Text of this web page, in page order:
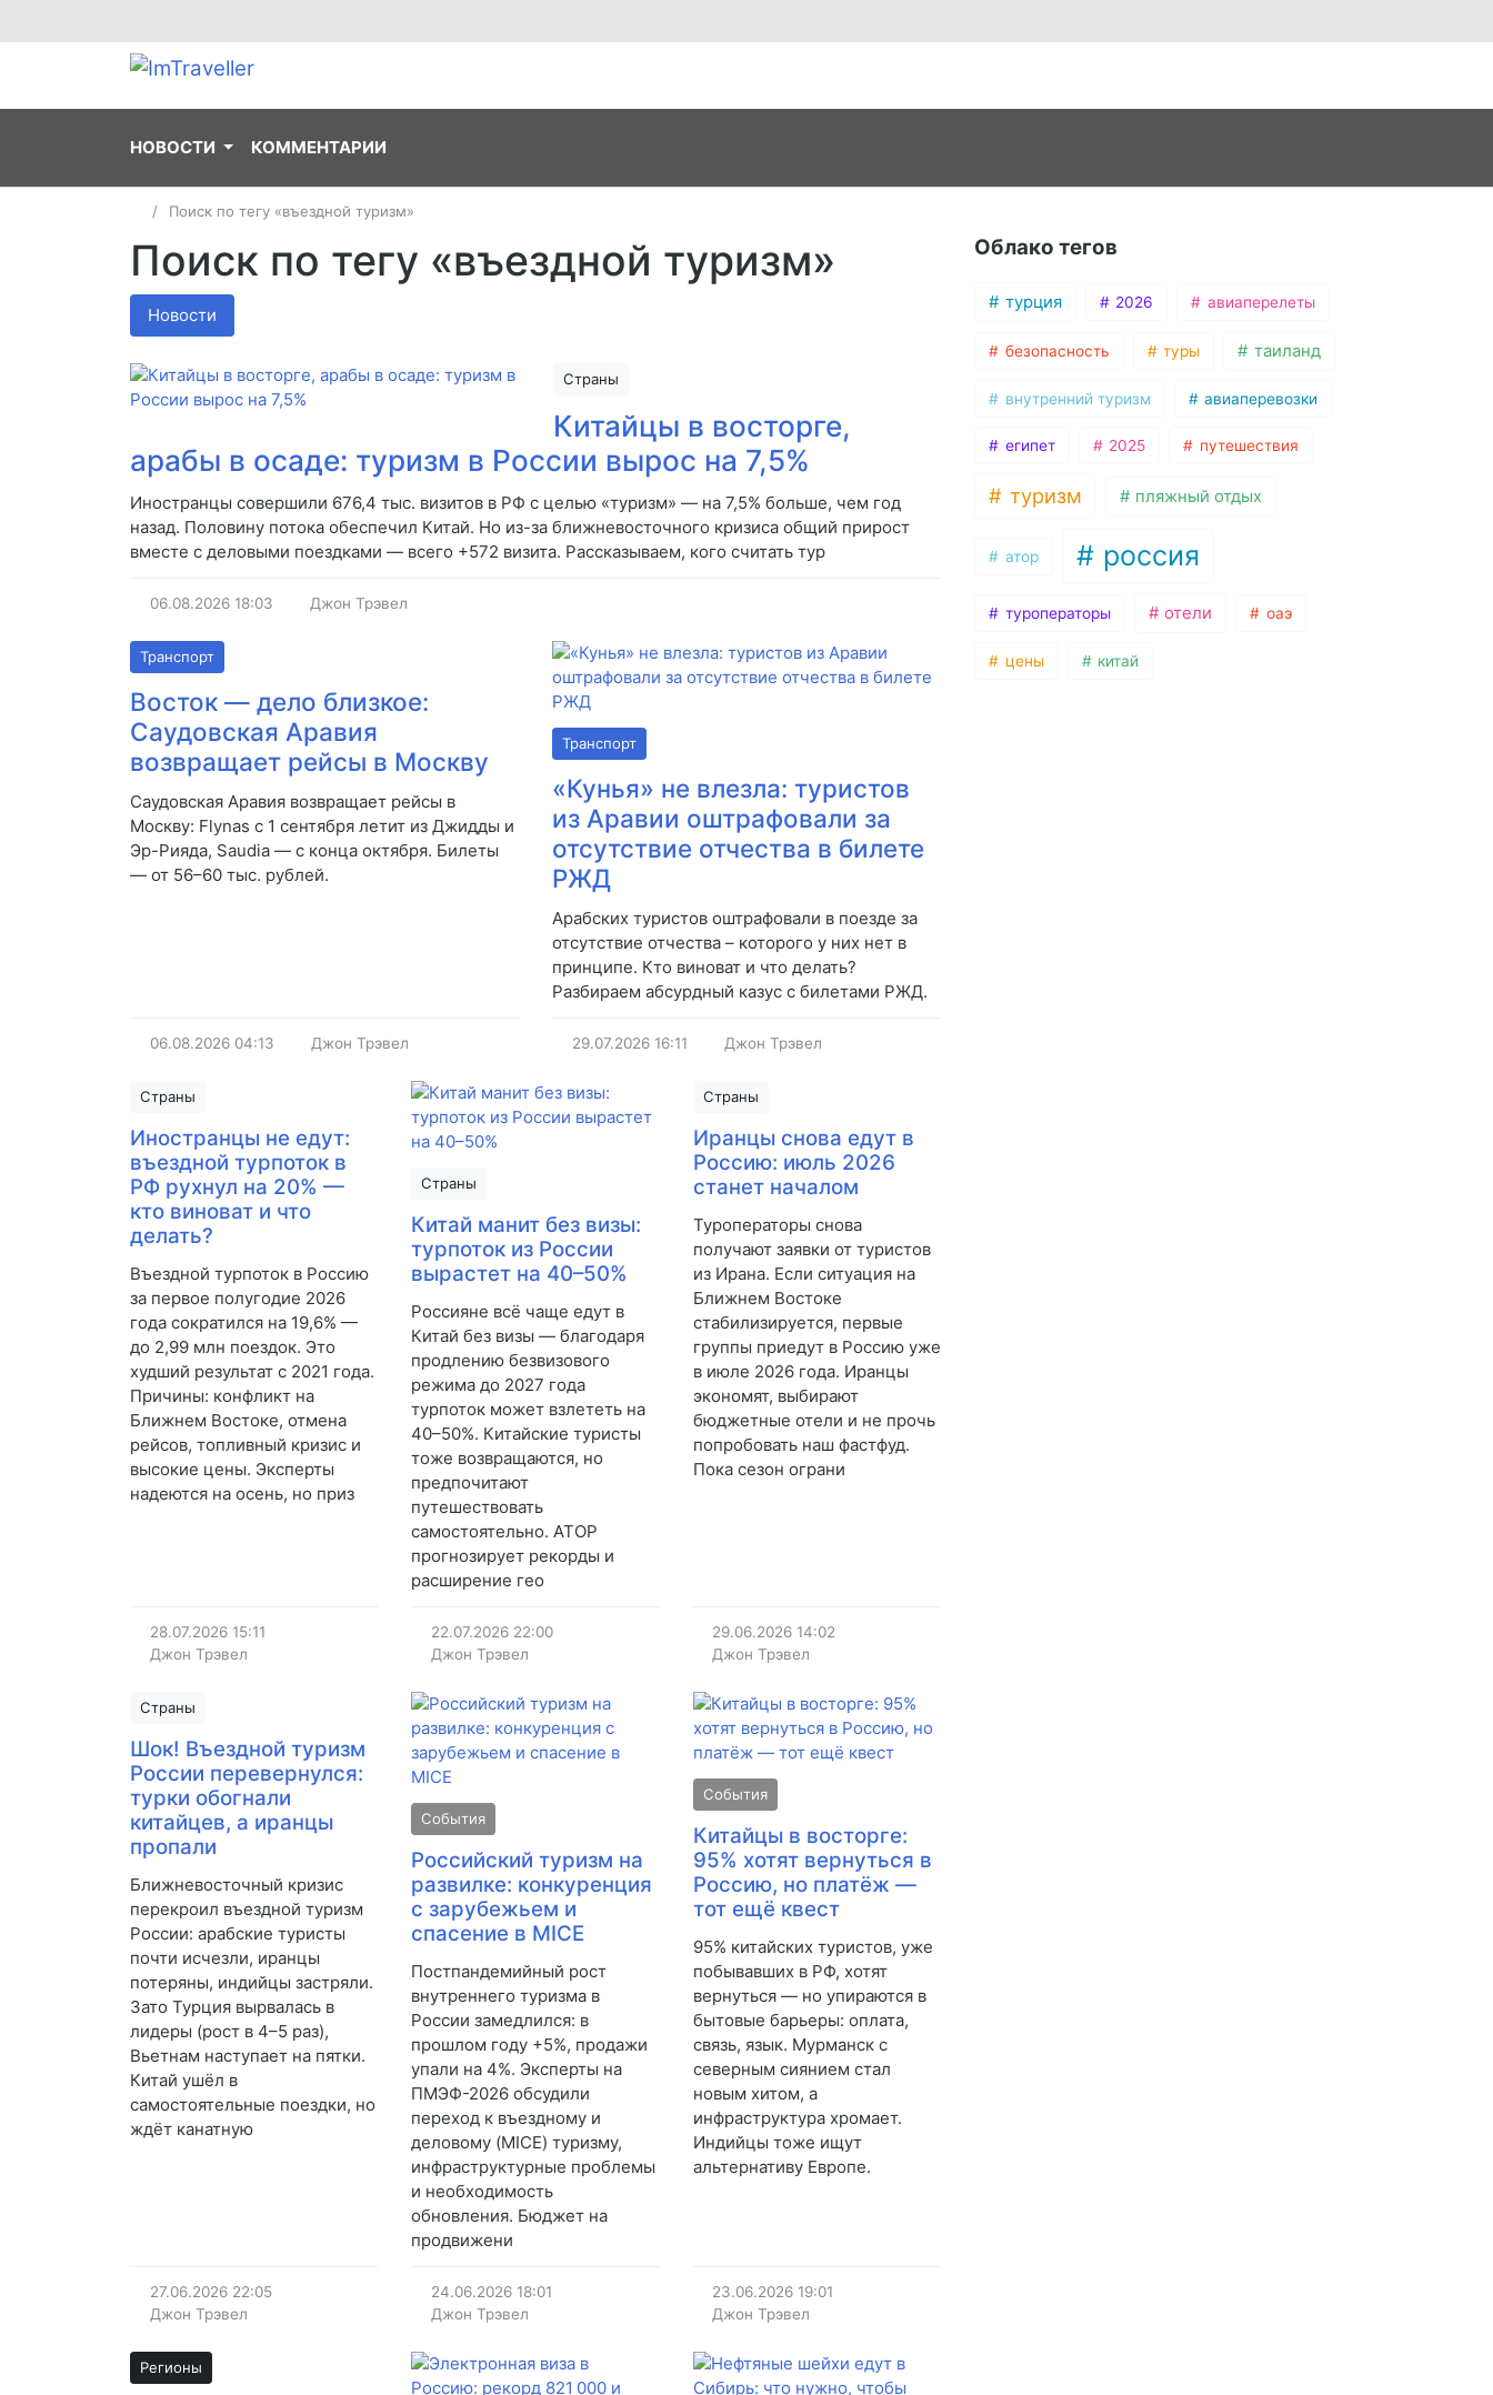
НОВОСТИ КОММЕНТАРИИ
Поиск по тегу «въездной туризм»
Поиск по тегу «въездной туризм»
Новости
Страны
Китайцы в восторге,
арабы в осаде: туризм в России вырос на 7,5%
Иностранцы совершили 676,4 тыс. визитов в РФ с целью «туризм» — на 7,5% больше, чем год
назад. Половину потока обеспечил Китай. Но из-за ближневосточного кризиса общий прирост
вместе с деловыми поездками — всего +572 визита. Рассказываем, кого считать тур
06.08.2026 18:03 Джон Трэвел
Транспорт
Восток — дело близкое:
Саудовская Аравия
возвращает рейсы в Москву
Саудовская Аравия возвращает рейсы в
Москву: Flynas с 1 сентября летит из Джидды и
Эр-Рияда, Saudia — с конца октября. Билеты
— от 56–60 тыс. рублей.
06.08.2026 04:13 Джон Трэвел
Транспорт
«Кунья» не влезла: туристов
из Аравии оштрафовали за
отсутствие отчества в билете
РЖД
Арабских туристов оштрафовали в поезде за
отсутствие отчества – которого у них нет в
принципе. Кто виноват и что делать?
Разбираем абсурдный казус с билетами РЖД.
29.07.2026 16:11 Джон Трэвел
Страны
Иностранцы не едут:
въездной турпоток в
РФ рухнул на 20% —
кто виноват и что
делать?
Въездной турпоток в Россию
за первое полугодие 2026
года сократился на 19,6% —
до 2,99 млн поездок. Это
худший результат с 2021 года.
Причины: конфликт на
Ближнем Востоке, отмена
рейсов, топливный кризис и
высокие цены. Эксперты
надеются на осень, но приз
28.07.2026 15:11
Джон Трэвел
Страны
Китай манит без визы:
турпоток из России
вырастет на 40–50%
Россияне всё чаще едут в
Китай без визы — благодаря
продлению безвизового
режима до 2027 года
турпоток может взлететь на
40–50%. Китайские туристы
тоже возвращаются, но
предпочитают
путешествовать
самостоятельно. АТОР
прогнозирует рекорды и
расширение гео
22.07.2026 22:00
Джон Трэвел
Страны
Иранцы снова едут в
Россию: июль 2026
станет началом
Туроператоры снова
получают заявки от туристов
из Ирана. Если ситуация на
Ближнем Востоке
стабилизируется, первые
группы приедут в Россию уже
в июле 2026 года. Иранцы
экономят, выбирают
бюджетные отели и не прочь
попробовать наш фастфуд.
Пока сезон ограни
29.06.2026 14:02
Джон Трэвел
Страны
Шок! Въездной туризм
России перевернулся:
турки обогнали
китайцев, а иранцы
пропали
Ближневосточный кризис
перекроил въездной туризм
России: арабские туристы
почти исчезли, иранцы
потеряны, индийцы застряли.
Зато Турция вырвалась в
лидеры (рост в 4–5 раз),
Вьетнам наступает на пятки.
Китай ушёл в
самостоятельные поездки, но
ждёт канатную
27.06.2026 22:05
Джон Трэвел
События
Российский туризм на
развилке: конкуренция
с зарубежьем и
спасение в MICE
Постпандемийный рост
внутреннего туризма в
России замедлился: в
прошлом году +5%, продажи
упали на 4%. Эксперты на
ПМЭФ-2026 обсудили
переход к въездному и
деловому (MICE) туризму,
инфраструктурные проблемы
и необходимость
обновления. Бюджет на
продвижени
24.06.2026 18:01
Джон Трэвел
События
Китайцы в восторге:
95% хотят вернуться в
Россию, но платёж —
тот ещё квест
95% китайских туристов, уже
побывавших в РФ, хотят
вернуться — но упираются в
бытовые барьеры: оплата,
связь, язык. Мурманск с
северным сиянием стал
новым хитом, а
инфраструктура хромает.
Индийцы тоже ищут
альтернативу Европе.
23.06.2026 19:01
Джон Трэвел
Регионы
Облако тегов
турция 2026 авиаперелеты
безопасность туры таиланд
внутренний туризм авиаперевозки
египет 2025 путешествия
туризм пляжный отдых
атор россия
туроператоры отели оаэ
цены китай